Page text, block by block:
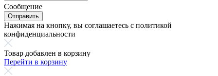
Сообщение
Отправить
Нажимая на кнопку, вы соглашаетесь с политикой
конфиденциальности
Товар добавлен в корзину
Перейти в корзину